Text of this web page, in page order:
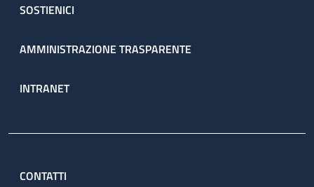
SOSTIENICI
AMMINISTRAZIONE TRASPARENTE
INTRANET
CONTATTI